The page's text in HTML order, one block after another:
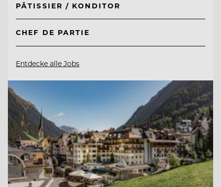
PÂTISSIER / KONDITOR
CHEF DE PARTIE
Entdecke alle Jobs